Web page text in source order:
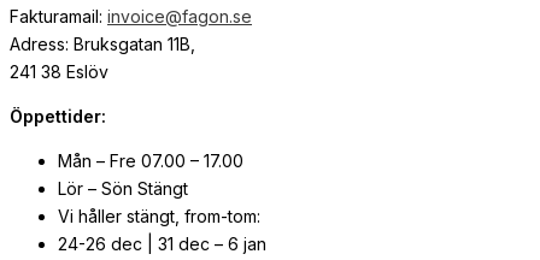
Fakturamail: invoice@fagon.se
Adress: Bruksgatan 11B,
241 38 Eslöv
Öppettider:
Mån – Fre 07.00 – 17.00
Lör – Sön Stängt
Vi håller stängt, from-tom:
24-26 dec | 31 dec – 6 jan